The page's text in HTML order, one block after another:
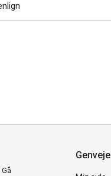
Genveje